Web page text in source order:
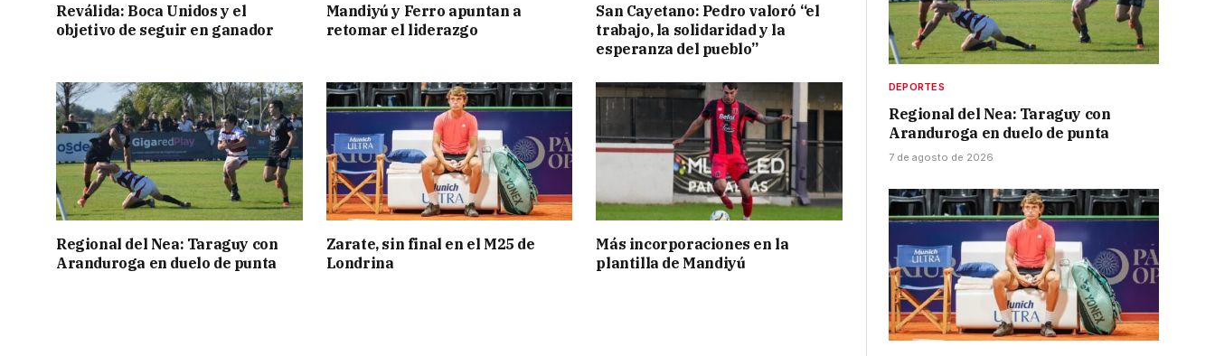
Reválida: Boca Unidos y el
objetivo de seguir en ganador
Mandiyú y Ferro apuntan a
retomar el liderazgo
San Cayetano: Pedro valoró “el
trabajo, la solidaridad y la
esperanza del pueblo”
Regional del Nea: Taraguy con
Aranduroga en duelo de punta
Zarate, sin final en el M25 de
Londrina
Más incorporaciones en la
plantilla de Mandiyú
DEPORTES
Regional del Nea: Taraguy con
Aranduroga en duelo de punta
7 de agosto de 2026